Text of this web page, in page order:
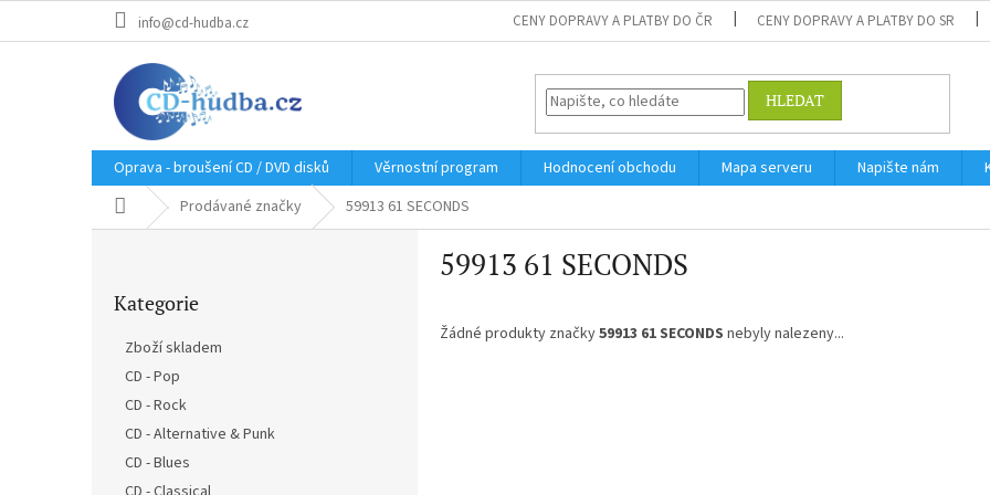
info@cd-hudba.cz CENY DOPRAVY A PLATBY DO ČR CENY DOPRAVY A PLATBY DO SR
HLEDAT
Oprava - broušení CD / DVD disků Věrnostní program Hodnocení obchodu Mapa serveru Napište nám
Domů Prodávané značky 59913 61 SECONDS
kategorie
Kategorie
Zboží skladem
CD - Pop
CD - Rock
CD - Alternative & Punk
CD - Blues
59913 61 SECONDS
Žádné produkty značky59913 61 SECONDS nebyly nalezeny...